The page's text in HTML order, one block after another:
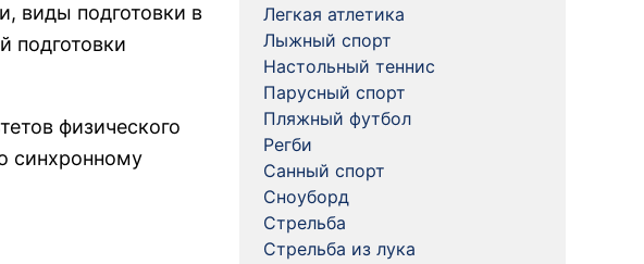
виды подготовки в
подготовки
физического
синхронному
Легкая атлетика
Лыжный спорт
Настольный теннис
Парусный спорт
Пляжный футбол
Регби
Санный спорт
Сноуборд
Стрельба
Стрельба из лука